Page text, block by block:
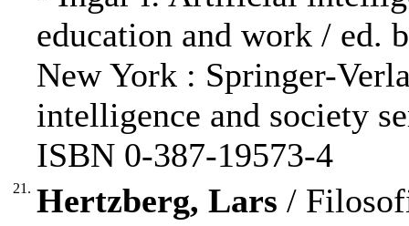
education and work / ed.
New York : Springer-
intelligence and society
ISBN 0-387-19573-4
21. Hertzberg, Lars /